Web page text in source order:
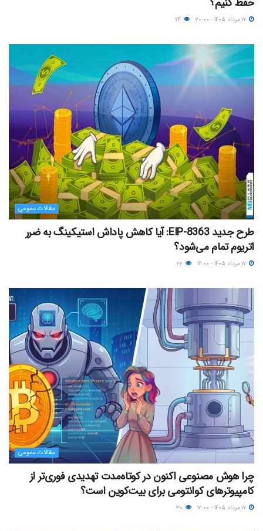
مقالات عمومی
طرح جدید EIP-8363: آیا کاهش پاداش استیکینگ به ضرر
اتریوم تمام می‌شود؟
مقالات عمومی
چرا هوش مصنوعی اکنون در کوتاه‌مدت تهدیدی فوری‌تر از
کامپیوترهای کوانتومی برای بیت‌کوین است؟